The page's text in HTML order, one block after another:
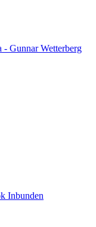
- Gunnar Wetterberg
Inbunden